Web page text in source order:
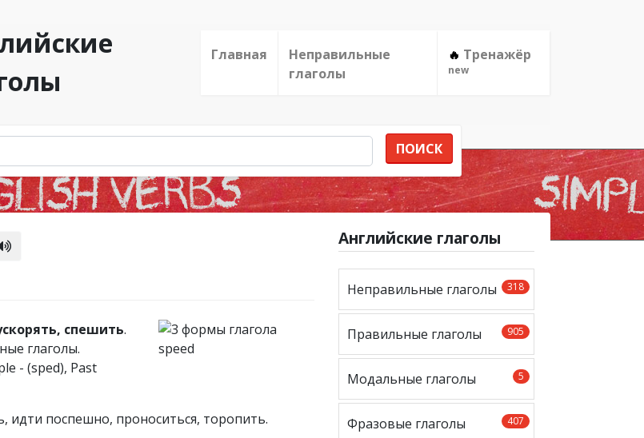
Главная
Неправильные
глаголы
🔥 Тренажёр
new
ПОИСК
спешить.
глаголы.
- (sped), Past
идти поспешно, проноситься, торопить.
Английские глаголы
318
Неправильные глаголы
905
Правильные глаголы
5
Модальные глаголы
407
Фразовые глаголы